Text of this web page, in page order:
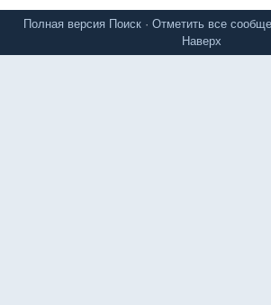
Полная версия Поиск · Отметить все
Наверх